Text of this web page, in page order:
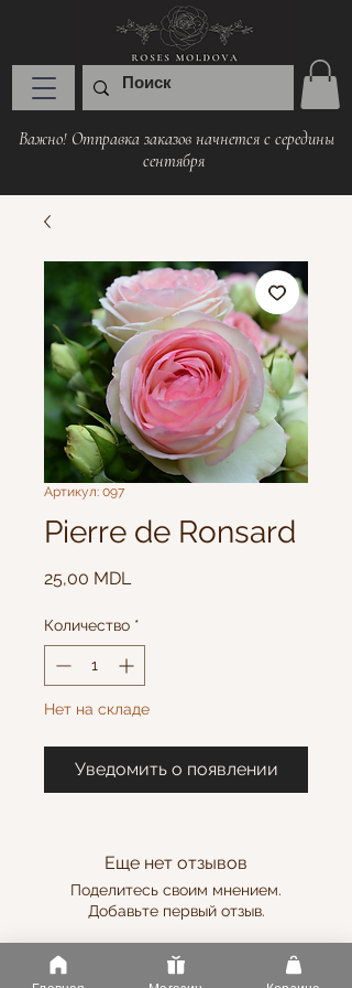
Важно! Отправка заказов начнется с середины
сентября
Артикул: 097
Pierre de Ronsard
25,00 MDL
Количество *
Нет на складе
Уведомить о появлении
Еще нет отзывов
Поделитесь своим мнением.
Добавьте первый отзыв.
Оставить отзыв